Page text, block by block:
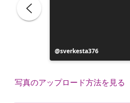
投
稿
sverkesta376
写真のアップロード方法を見る